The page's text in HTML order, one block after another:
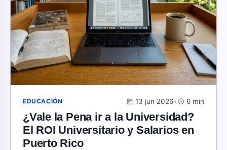
EDUCACIÓN calendar_month 13 jun 2026•schedule 6 min
¿Vale la Pena ir a la Universidad?
El ROI Universitario y Salarios en
Puerto Rico